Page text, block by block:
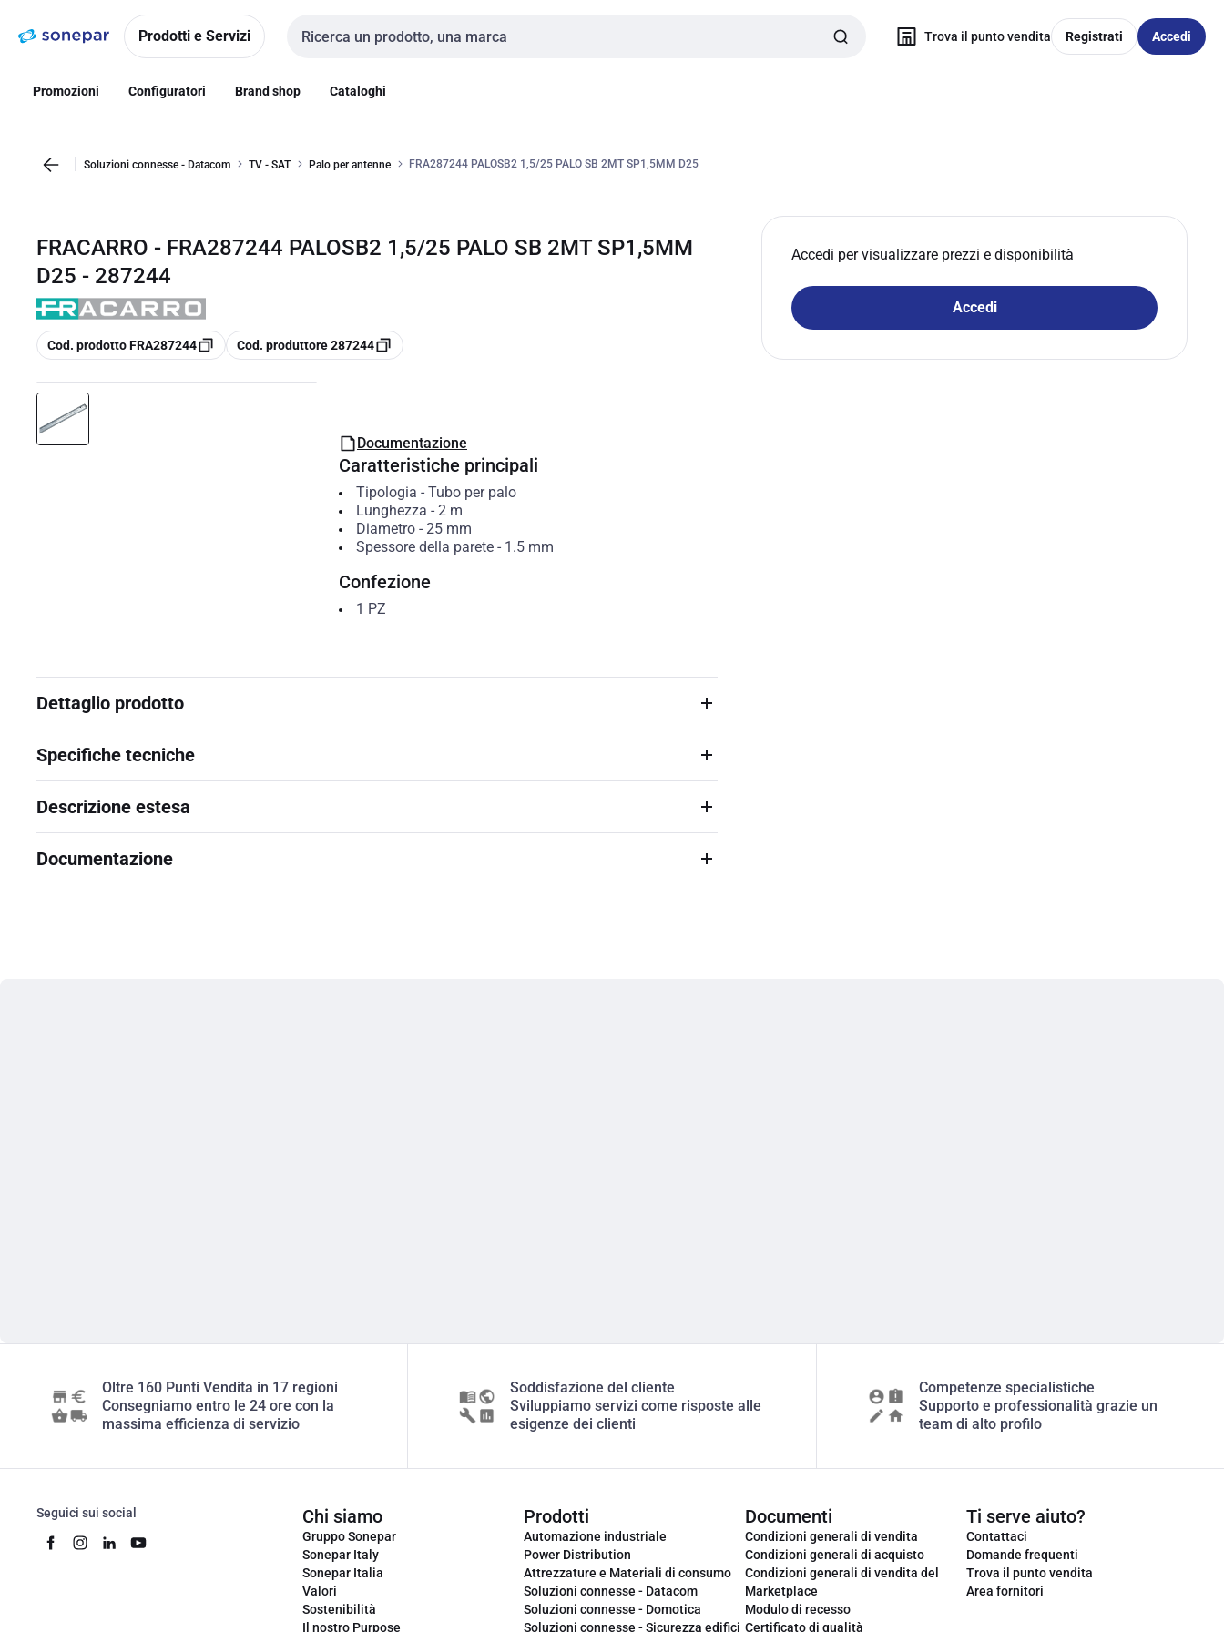
navigazionealla
Prodotti e Servizi
Cerca input
Trova il punto vendita Registrati Accedi
Promozioni Configuratori Brand shop Cataloghi
Soluzioni connesse - Datacom TV - SAT Palo per antenne FRA287244 PALOSB2 1,5/25 PALO SB 2MT SP1,5MM D25
FRACARRO - FRA287244 PALOSB2 1,5/25 PALO SB 2MT SP1,5MM
D25 - 287244
copia
Cod. prodotto FRA287244 copia
Cod. produttore 287244
Accedi per visualizzare prezzi e disponibilità
Accedi
Documentazione
Caratteristiche principali
Tipologia - Tubo per palo
Lunghezza - 2 m
Diametro- 25 mm
Spessore della parete- 1.5 mm
Confezione
1 PZ
Dettaglio prodotto
Specifiche tecniche
Descrizione estesa
Documentazione
Oltre 160 Punti Vendita in 17 regioni
Consegniamo entro le 24 ore con la
massima efficienza di servizio
Soddisfazione del cliente
Sviluppiamo servizi come risposte alle
esigenze dei clienti
Competenze specialistiche
Supporto e professionalità grazie un
team di alto profilo
Seguici sui social Chi siamo
Gruppo Sonepar
Sonepar Italy
Sonepar Italia
Valori
Sostenibilità
Il nostro Purpose
Prodotti
Automazione industriale
Power Distribution
Attrezzature e Materiali di consumo
Soluzioni connesse - Datacom
Soluzioni connesse - Domotica
Soluzioni connesse - Sicurezza edifici
Documenti
Condizioni generali di vendita
Condizioni generali di acquisto
Condizioni generali di vendita del
Marketplace
Modulo di recesso
Certificato di qualità
Ti serve aiuto?
Contattaci
Domande frequenti
Trova il punto vendita
Area fornitori